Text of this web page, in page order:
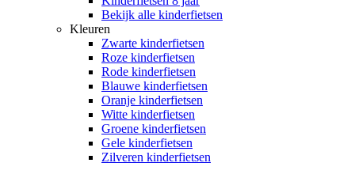
Bekijk alle kinderfietsen
Kleuren
Zwarte kinderfietsen
Roze kinderfietsen
Rode kinderfietsen
Blauwe kinderfietsen
Oranje kinderfietsen
Witte kinderfietsen
Groene kinderfietsen
Gele kinderfietsen
Zilveren kinderfietsen